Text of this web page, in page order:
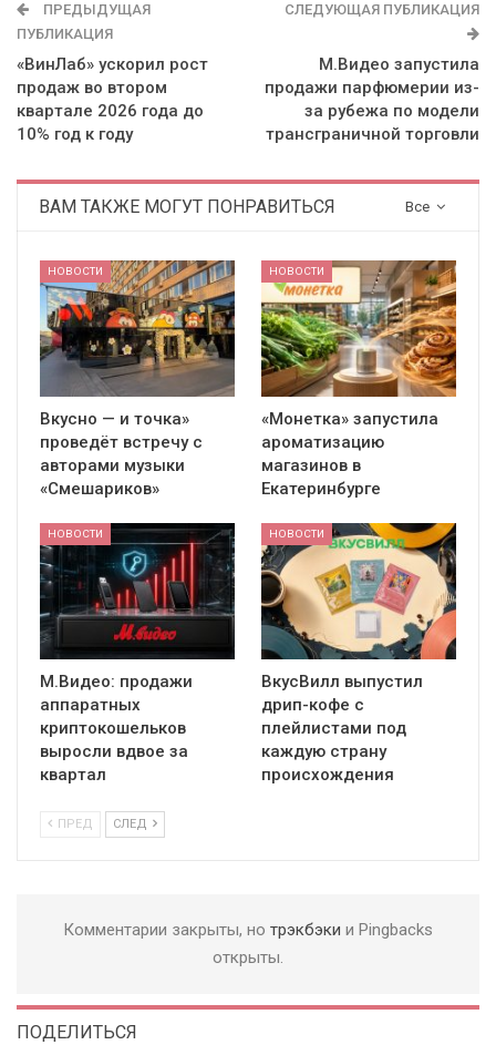
ПРЕДЫДУЩАЯ
ПУБЛИКАЦИЯ
«ВинЛаб» ускорил рост
продаж во втором
квартале 2026 года до
10% год к году
СЛЕДУЮЩАЯ ПУБЛИКАЦИЯ
М.Видео запустила
продажи парфюмерии из-
за рубежа по модели
трансграничной торговли
Все
ВАМ ТАКЖЕ МОГУТ ПОНРАВИТЬСЯ
НОВОСТИ
Вкусно — и точка»
проведёт встречу с
авторами музыки
«Смешариков»
НОВОСТИ
«Монетка» запустила
ароматизацию
магазинов в
Екатеринбурге
НОВОСТИ
М.Видео: продажи
аппаратных
криптокошельков
выросли вдвое за
квартал
НОВОСТИ
ВкусВилл выпустил
дрип-кофе с
плейлистами под
каждую страну
происхождения
ПРЕД СЛЕД
Комментарии закрыты, но трэкбэки и Pingbacks
открыты.
ПОДЕЛИТЬСЯ